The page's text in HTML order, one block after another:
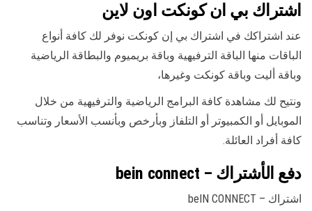
اشتراك بي ان كونكت اون لاين
عند اشتراكك في اشتراك بي إن كونكت نوفر لك كافة أنواع
الباقات منها الباقة الترفيهية وباقة بريميوم والبطاقة الرياضية
وباقة أليت وباقة كونكت وغيرها،
ونتيح لك مشاهدة كافة البرامج الرياضية والترفيهية من خلال
الموبايل أو الكمبيوتر أو التلفاز وبأرخص وبأنسب الأسعار وتناسب
كافة أفراد العائلة.
دفع الأشتراك – bein connect
اشتراك – beIN CONNECT